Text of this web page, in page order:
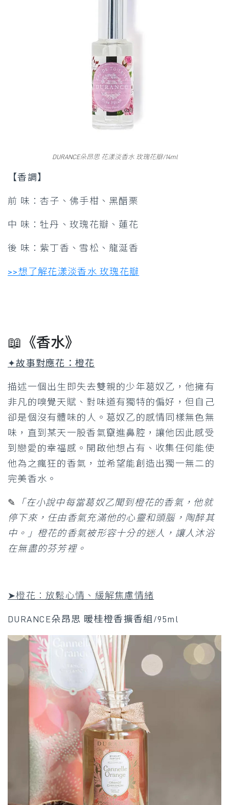
DURANCE朵昂思 花漾淡香水 玫瑰花瓣/14ml
【香調】
前 味：杏子、佛手柑、黑醋栗
中 味：牡丹、玫瑰花瓣、蓮花
後 味：紫丁香、雪松、龍涎香
>>想了解花漾淡香水 玫瑰花瓣
📖《香水》
✦故事對應花：橙花
描述一個出生即失去雙親的少年葛奴乙，他擁有
非凡的嗅覺天賦、對味道有獨特的偏好，但自己
卻是個沒有體味的人。葛奴乙的感情同樣無色無
味，直到某天一股香氣竄進鼻腔，讓他因此感受
到戀愛的幸福感。開啟他想占有、收集任何能使
他為之瘋狂的香氣，並希望能創造出獨一無二的
完美香水。
✎
「在小說中每當葛奴乙聞到橙花的香氣，他就
停下來，任由香氣充滿他的心靈和頭腦，陶醉其
中。」橙花的香氣被形容十分的迷人，讓人沐浴
在無盡的芬芳裡。
➤橙花：放鬆心情、緩解焦慮情緒
DURANCE朵昂思 暖桂橙香擴香組/95ml